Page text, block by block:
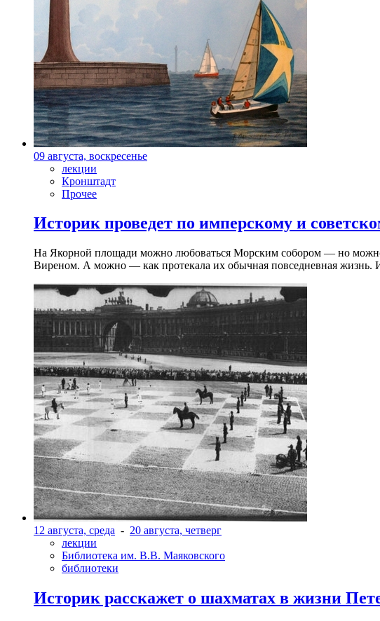
09 августа, воскресенье
лекции
Кронштадт
Прочее
Историк проведет по имперскому и
На Якорной площади можно любоваться Морским собором — но можно
Виреном. А можно — как протекала их обычная повседневная жизнь.
12 августа, среда - 20 августа, четверг
лекции
Библиотека им. В.В. Маяковского
библиотеки
Историк расскажет о шахматах в жизни